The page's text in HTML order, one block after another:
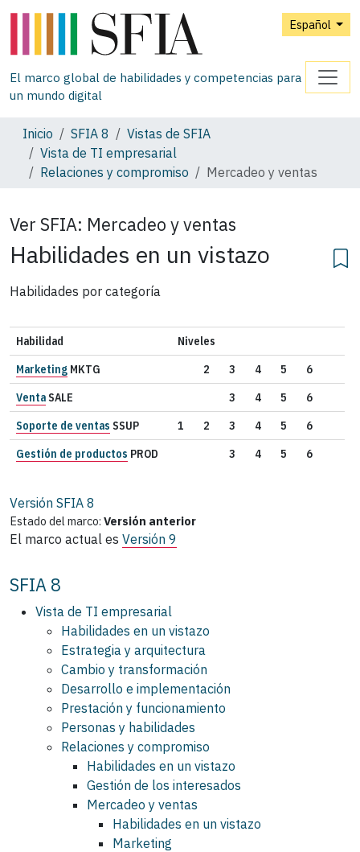
Español
El marco global de habilidades y competencias para
un mundo digital
Inicio SFIA 8
Vistas de SFIA
Vista de TI empresarial
Relaciones y compromiso
Mercadeo y ventas
Ver SFIA: Mercadeo y ventas
Habilidades en un vistazo
Habilidades por categoría
Habilidad
Niveles
Marketing MKTG 2 3 4 5
6
Venta SALE 3 4 5
6
Soporte de ventas SSUP 1 2 3 4 5
6
Gestión de productos PROD 3 4 5 6
Versión SFIA 8
Estado del marco: Versión anterior
El marco actual es Versión 9
SFIA 8
Vista de TI empresarial
Habilidades en un vistazo
Estrategia y arquitectura
Cambio y transformación
Desarrollo e implementación
Prestación y funcionamiento
Personas y habilidades
Relaciones y compromiso
Habilidades en un vistazo
Gestión de los interesados
Mercadeo y ventas
Habilidades en un vistazo
Marketing